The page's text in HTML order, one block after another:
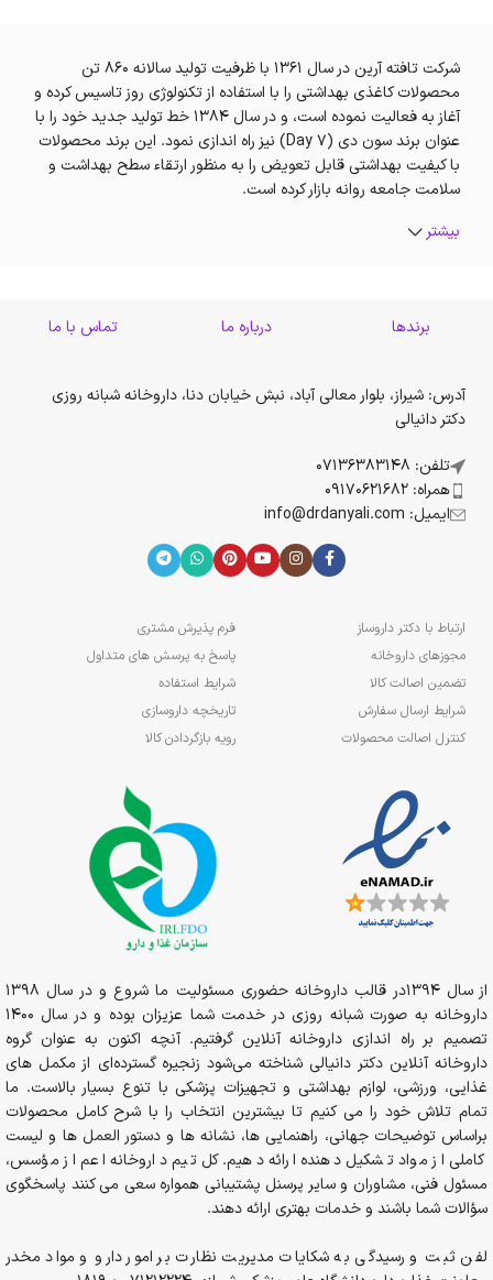
شرکت تافته آرین در سال 1361 با ظرفیت تولید سالانه 860 تن
محصولات کاغذی بهداشتی را با استفاده از تکنولوژی روز تاسیس کرده و
آغاز به فعالیت نموده است، و در سال 1384 خط تولید جدید خود را با
عنوان برند سون دی (7 Day) نیز راه اندازی نمود. این برند محصولات
با کیفیت بهداشتی قابل تعویض را به منظور ارتقاء سطح بهداشت و
سلامت جامعه روانه بازار کرده است.
بیشتر
برندها درباره ما تماس با ما
آدرس: شیراز، بلوار معالی آباد، نبش خیابان دنا، داروخانه شبانه روزی
دکتر دانیالی
تلفن: 07136383148
همراه: 09170621682
ایمیل: info@drdanyali.com
ارتباط با دکتر داروساز
مجوزهای داروخانه
تضمین اصالت کالا
شرایط ارسال سفارش
کنترل اصالت محصولات
فرم پذیرش مشتری
پاسخ به پرسش های متداول
شرایط استفاده
تاریخچه داروسازی
رویه بازگردادن کالا
از سال 1394در قالب داروخانه حضوری مسئولیت ما شروع و در سال 1398
داروخانه به صورت شبانه روزی در خدمت شما عزیزان بوده و در سال 1400
تصمیم بر راه اندازی داروخانه آنلاین گرفتیم. آنچه اکنون به عنوان گروه
داروخانه آنلاین دکتر دانیالی شناخته می‌شود زنجیره گسترده‌ای از مکمل های
غذایی، ورزشی، لوازم بهداشتی و تجهیزات پزشکی با تنوع بسیار بالاست. ما
تمام تلاش خود را می کنیم تا بیشترین انتخاب را با شرح کامل محصولات
براساس توضیحات جهانی، راهنمایی ها، نشانه ها و دستور العمل ها و لیست
کاملی از مواد تشکیل دهنده ارائه دهیم. کل تیم داروخانه اعم از مؤسس،
مسئول فنی، مشاوران و سایر پرسنل پشتیبانی همواره سعی می کنند پاسخگوی
سؤالات شما باشند و خدمات بهتری ارائه دهند.
لفن ثبت و رسیدگی به شکایات مدیریت نظارت بر امور دارو و مواد مخدر